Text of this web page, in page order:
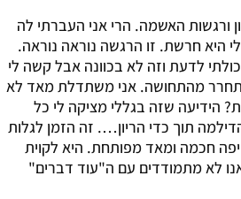
ורגשות האשמה. הרי אני העברתי לה
היא חרשת. זו הרגשה נוראה נוראה.
לדעת וזה לא בכוונה אבל קשה לי
מהתחושה. אני משתדלת מאד לא
הידיעה שזה בגללי מציקה לי כל
תוך כדי הריון…. זה הזמן לגלות
חכמה ומאד מפותחת. היא לקוית
לא מתמודדים עם ה"עוד דברים"